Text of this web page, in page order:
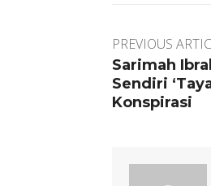
PREVIOUS
Sarimah
Sendiri
Konspirasi